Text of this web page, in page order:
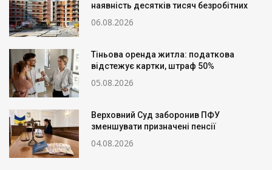
наявність десятків тисяч безробітних
06.08.2026
Тіньова оренда житла: податкова
відстежує картки, штраф 50%
05.08.2026
Верховний Суд заборонив ПФУ
зменшувати призначені пенсії
04.08.2026